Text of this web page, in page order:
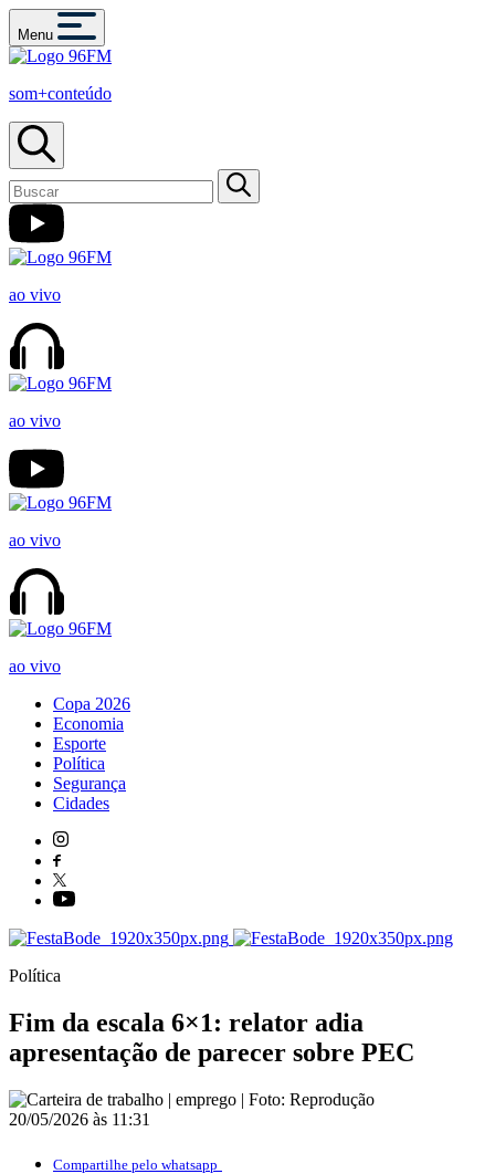
Menu
som+conteúdo
ao vivo
ao vivo
ao vivo
ao vivo
Copa 2026
Economia
Esporte
Política
Segurança
Cidades
Política
Fim da escala 6×1: relator adia
apresentação de parecer sobre PEC
20/05/2026 às 11:31
Compartilhe pelo whatsapp